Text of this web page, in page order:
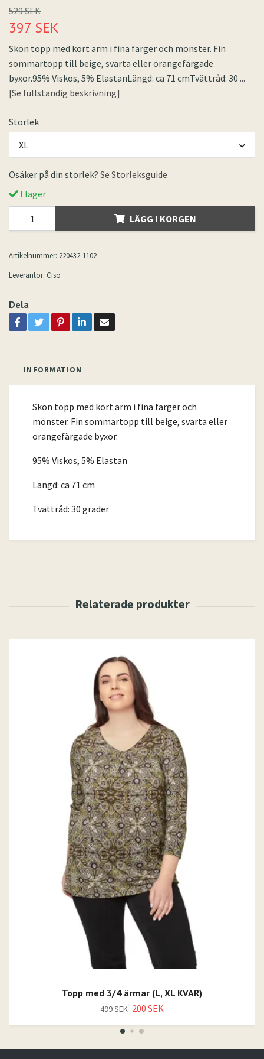
529 SEK
397 SEK
Skön topp med kort ärm i fina färger och mönster. Fin
sommartopp till beige, svarta eller orangefärgade
byxor.95% Viskos, 5% ElastanLängd: ca 71 cmTvättråd: 30 ...
[Se fullständig beskrivning]
Storlek
XL
Osäker på din storlek? Se Storleksguide
I lager
LÄGG I KORGEN
Artikelnummer: 220432-1102
Leverantör: Ciso
Dela
INFORMATION
Skön topp med kort ärm i fina färger och
mönster. Fin sommartopp till beige, svarta eller
orangefärgade byxor.
95% Viskos, 5% Elastan
Längd: ca 71 cm
Tvättråd: 30 grader
Topp med 3/4 ärmar (L, XL KVAR)
499 SEK 200 SEK